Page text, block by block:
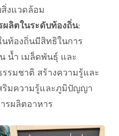
งแวดล้อม
ผลิตในระดับท้องถิ่น:
นท้องถิ่นมีสิทธิในการ
น้ำ เมล็ดพันธุ์ และ
รมชาติ สร้างความรู้และ
ริมความรู้และภูมิปัญญา
รผลิตอาหาร